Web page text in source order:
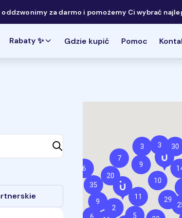
za darmo i pomożemy Ci wybrać
Rabaty ✨ Gdzie kupić Pomoc
20
9
2
30
7
35
9
5
11
3 3
6
29
10